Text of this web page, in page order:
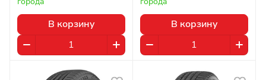
В корзину В корзину